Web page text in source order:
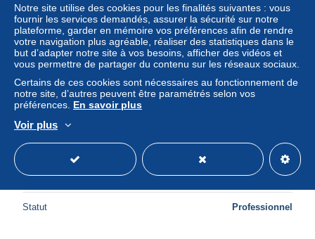
Nouveau
13-SALON DE PROVENCE-N°2029-A/0113
± 6,93 $US
Statut Professionnel
Notre site utilise des cookies pour les finalités suivantes : vous
fournir les services demandés, assurer la sécurité sur notre
plateforme, garder en mémoire vos préférences afin de rendre
votre navigation plus agréable, réaliser des statistiques dans le
but d’adapter notre site à vos besoins, afficher des vidéos et
vous permettre de partager du contenu sur les réseaux sociaux.
Certains de ces cookies sont nécessaires au fonctionnement de
notre site, d’autres peuvent être paramétrés selon vos
préférences. En savoir plus
Voir plus